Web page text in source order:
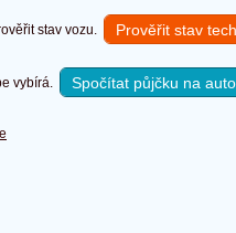
stav vozu. Prověřit stav
vybírá. Spočítat půjčku na auto